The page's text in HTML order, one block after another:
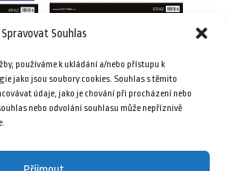
Spravovat Souhlas
používáme k ukládání a/nebo přístupu k
jako jsou soubory cookies. Souhlas s těmito
údaje, jako je chování při procházení nebo
nebo odvolání souhlasu může nepříznivě
69,00Kč
Přidat do košíku